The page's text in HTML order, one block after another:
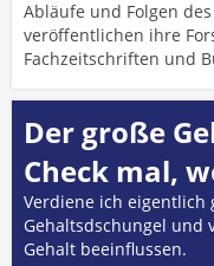
Abläufe und Folgen
veröffentlichen ihre
Fachzeitschriften und
Der große
Check mal,
Verdiene ich eigentlich
Gehaltsdschungel und
Gehalt beeinflussen.